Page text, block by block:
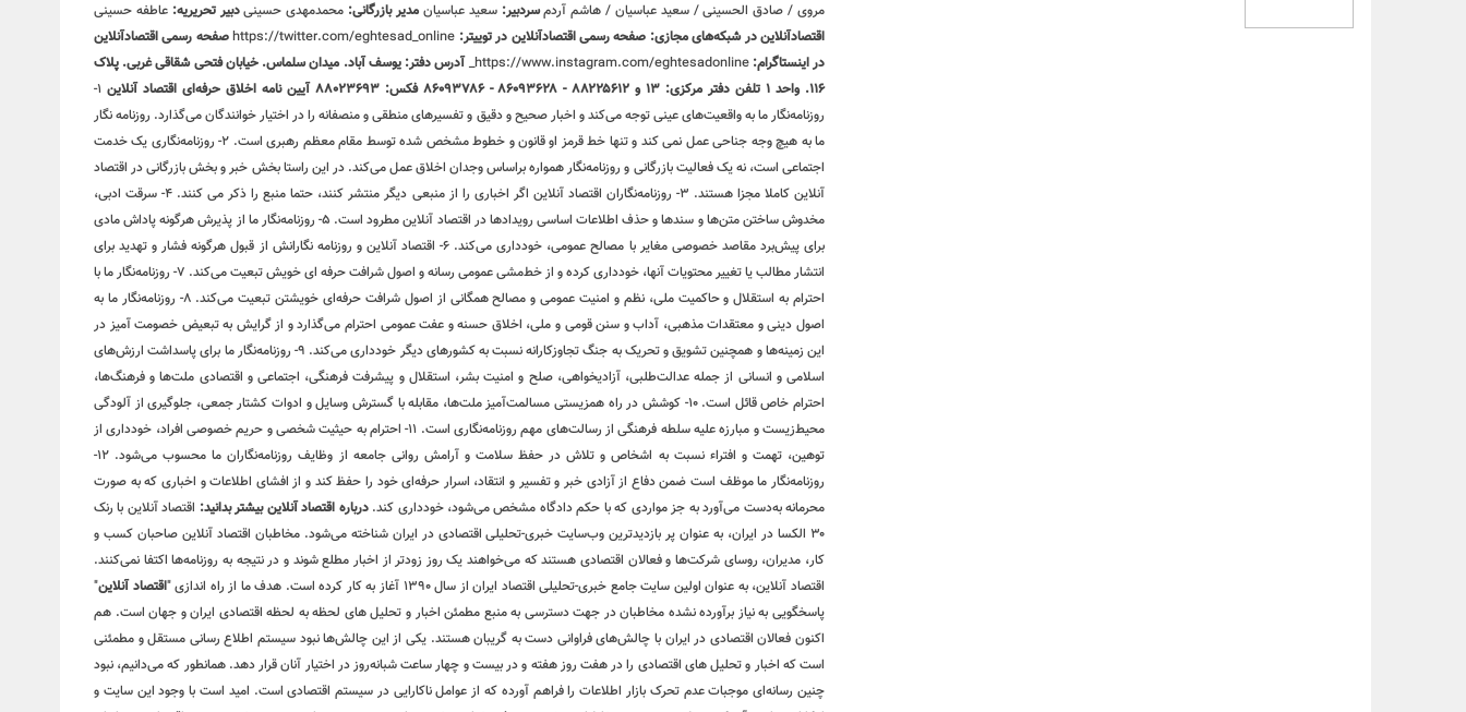
مروی / صادق الحسینی / سعید عباسیان / هاشم آردمسردبیر: سعید عباسیانمدیر بازرگانی: محمدمهدی حسینیدبیر تحریریه: عاطفه حسینی
اقتصادآنلاین در شبکه‌های مجازی: صفحه رسمی اقتصادآنلاین در توییتر: https://twitter.com/eghtesad_onlineصفحه رسمی اقتصادآنلاین
در اینستاگرام:https://www.instagram.com/eghtesadonline_ آدرس دفتر: یوسف آباد. میدان سلماس. خیابان فتحی شقاقی غربی. پلاک
۱۱۶. واحد ۱
تلفن دفتر مرکزی: ۱۳ و ۸۸۲۲۵۶۱۲ - ۸۶۰۹۳۶۲۸ - ۸۶۰۹۳۷۸۶ فکس: ۸۸۰۲۳۶۹۳ آیین نامه اخلاق حرفه‌ای اقتصاد آنلاین ۱-
روزنامه‌نگار ما به واقعیت‌های عینی توجه می‌کند و اخبار صحیح و دقیق و تفسیرهای منطقی و منصفانه را در اختیار خوانندگان می‌گذارد. روزنامه نگار
ما به هیچ وجه جناحی عمل نمی کند و تنها خط قرمز او قانون و خطوط مشخص شده توسط مقام معظم رهبری است. ۲- روزنامه‌نگاری یک خدمت
اجتماعی است، نه یک فعالیت بازرگانی و روزنامه‌نگار همواره براساس وجدان اخلاق عمل می‌کند. در این راستا بخش خبر و بخش بازرگانی در اقتصاد
آنلاین کاملا مجزا هستند. ۳- روزنامه‌نگاران اقتصاد آنلاین اگر اخباری را از منبعی دیگر منتشر کنند، حتما منبع را ذکر می کنند. ۴- سرقت ادبی،
مخدوش ساختن متن‌ها و سندها و حذف اطلاعات اساسی رویدادها در اقتصاد آنلاین مطرود است. ۵- روزنامه‌نگار ما از پذیرش هرگونه پاداش مادی
برای پیش‌برد مقاصد خصوصی مغایر با مصالح عمومی، خودداری می‌کند. ۶- اقتصاد آنلاین و روزنامه نگارانش از قبول هرگونه فشار و تهدید برای
انتشار مطالب یا تغییر محتویات آنها، خودداری کرده و از خط‌مشی عمومی رسانه و اصول شرافت حرفه ای خویش تبعیت می‌کند. ۷- روزنامه‌نگار ما با
احترام به استقلال و حاکمیت ملی، نظم و امنیت عمومی و مصالح همگانی از اصول شرافت حرفه‌ای خویشتن تبعیت می‌کند. ۸- روزنامه‌نگار ما به
اصول دینی و معتقدات مذهبی، آداب و سنن قومی و ملی، اخلاق حسنه و عفت عمومی احترام می‌گذارد و از گرایش به تبعیض خصومت آمیز در
این زمینه‌ها و همچنین تشویق و تحریک به جنگ تجاوزکارانه نسبت به کشورهای دیگر خودداری می‌کند. ۹- روزنامه‌نگار ما برای پاسداشت ارزش‌های
اسلامی و انسانی از جمله عدالت‌طلبی، آزادیخواهی، صلح و امنیت بشر، استقلال و پیشرفت فرهنگی، اجتماعی و اقتصادی ملت‌ها و فرهنگ‌ها،
احترام خاص قائل است. ۱۰- کوشش در راه همزیستی مسالمت‌آمیز ملت‌ها، مقابله با گسترش وسایل و ادوات کشتار جمعی، جلوگیری از آلودگی
محیط‌زیست و مبارزه علیه سلطه فرهنگی از رسالت‌های مهم روزنامه‌نگاری است. ۱۱- احترام به حیثیت شخصی و حریم خصوصی افراد، خودداری از
توهین، تهمت و افتراء نسبت به اشخاص و تلاش در حفظ سلامت و آرامش روانی جامعه از وظایف روزنامه‌نگاران ما محسوب می‌شود. ۱۲-
روزنامه‌نگار ما موظف است ضمن دفاع از آزادی خبر و تفسیر و انتقاد، اسرار حرفه‌ای خود را حفظ کند و از افشای اطلاعات و اخباری که به صورت
محرمانه به‌دست می‌آورد به جز مواردی که با حکم دادگاه مشخص می‌شود، خودداری کند.درباره اقتصاد آنلاین بیشتر بدانید: اقتصاد آنلاین با رنک
۳۰ الکسا در ایران، به عنوان پر بازدیدترین وب‌سایت خبری-تحلیلی اقتصادی در ایران شناخته می‌شود. مخاطبان اقتصاد آنلاین صاحبان کسب و
کار، مدیران، روسای شرکت‌ها و فعالان اقتصادی هستند که می‌خواهند یک روز زودتر از اخبار مطلع شوند و در نتیجه به روزنامه‌ها اکتفا نمی‌کنند.
اقتصاد آنلاین، به عنوان اولین سایت جامع خبری-تحلیلی اقتصاد ایران از سال ۱۳۹۰ آغاز به کار کرده است. هدف ما از راه اندازی "
اقتصاد آنلاین"
پاسخگویی به نیاز برآورده نشده مخاطبان در جهت دسترسی به منبع مطمئن اخبار و تحلیل های لحظه به لحظه اقتصادی ایران و جهان است. هم
اکنون فعالان اقتصادی در ایران با چالش‌های فراوانی دست به گریبان هستند. یکی از این چالش‌ها نبود سیستم اطلاع رسانی مستقل و مطمئنی
است که اخبار و تحلیل های اقتصادی را در هفت روز هفته و در بیست و چهار ساعت شبانه‌روز در اختیار آنان قرار دهد. همانطور که می‌دانیم، نبود
چنین رسانه‌ای موجبات عدم تحرک بازار اطلاعات را فراهم آورده که از عوامل ناکارایی در سیستم اقتصادی است. امید است با وجود این سایت و